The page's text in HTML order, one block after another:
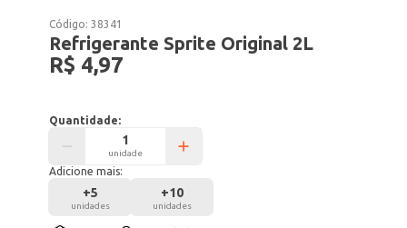
Código:38341
Refrigerante Sprite Original 2L
R$ 4,97
Quantidade:
unidade
Adicione mais:
+5
unidades
+10
unidades